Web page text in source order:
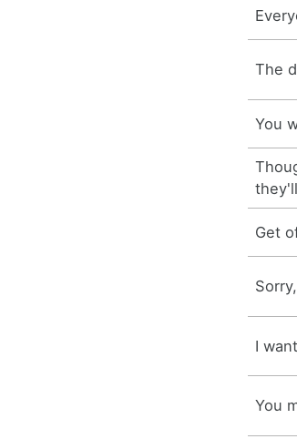
The
You
Get
I
You